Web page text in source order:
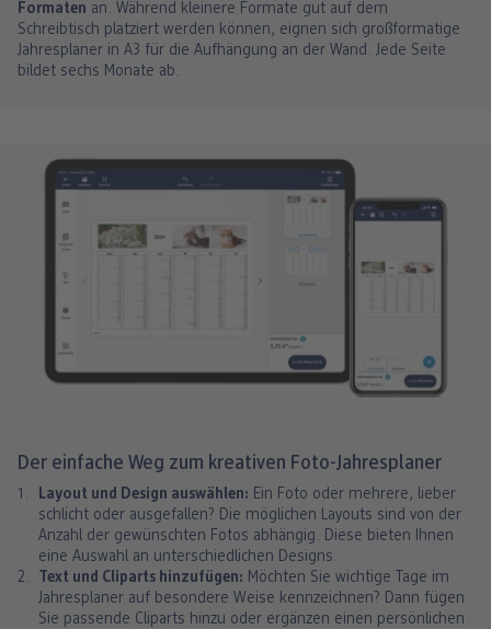
Formaten an. Während kleinere Formate gut auf dem
Schreibtisch platziert werden können, eignen sich großformatige
Jahresplaner in A3 für die Aufhängung an der Wand. Jede Seite
bildet sechs Monate ab.
Der einfache Weg zum kreativen Foto-Jahresplaner
Layout und Design auswählen: Ein Foto oder mehrere, lieber
schlicht oder ausgefallen? Die möglichen Layouts sind von der
Anzahl der gewünschten Fotos abhängig. Diese bieten Ihnen
eine Auswahl an unterschiedlichen Designs.
Text und Cliparts hinzufügen: Möchten Sie wichtige Tage im
Jahresplaner auf besondere Weise kennzeichnen? Dann fügen
Sie passende Cliparts hinzu oder ergänzen einen persönlichen